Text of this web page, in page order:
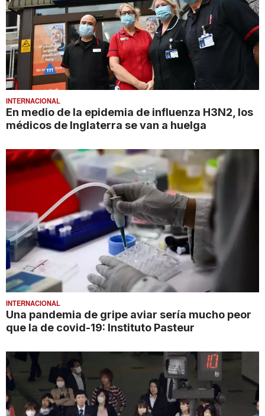
INTERNACIONAL
En medio de la epidemia de influenza H3N2, los
médicos de Inglaterra se van a huelga
INTERNACIONAL
Una pandemia de gripe aviar sería mucho peor
que la de covid-19: Instituto Pasteur